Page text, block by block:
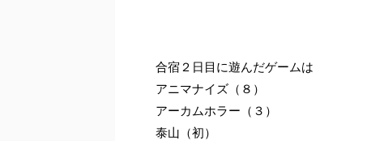
合宿２日目に遊んだゲームは
アニマナイズ（８）
アーカムホラー（３）
泰山（初）